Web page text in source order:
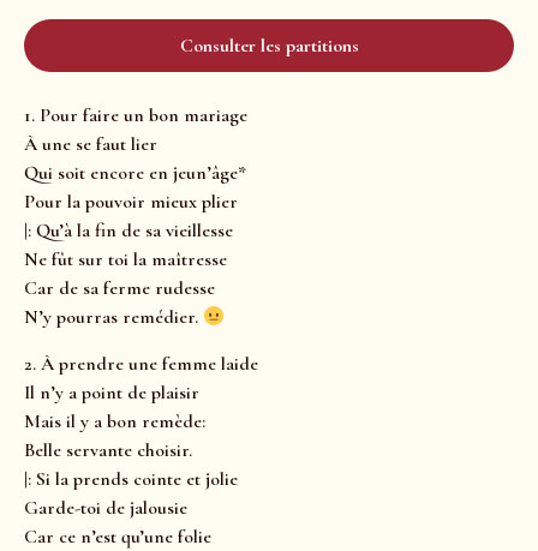
Consulter les partitions
1. Pour faire un bon mariage
À une se faut lier
Qui soit encore en jeun’âge*
Pour la pouvoir mieux plier
|: Qu’à la fin de sa vieillesse
Ne fût sur toi la maîtresse
Car de sa ferme rudesse
N’y pourras remédier.
2. À prendre une femme laide
Il n’y a point de plaisir
Mais il y a bon remède:
Belle servante choisir.
|: Si la prends cointe et jolie
Garde-toi de jalousie
Car ce n’est qu’une folie